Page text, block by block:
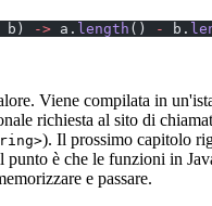
b) -> a. length () - b.
Viene compilata in
richiesta al sito di
). Il prossimo capitolo
punto è che le funzioni in
e passare.